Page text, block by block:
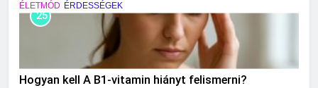
ÉLETMÓD ÉRDESSÉGEK
25
Hogyan kell A B1-vitamin hiányt felismerni?